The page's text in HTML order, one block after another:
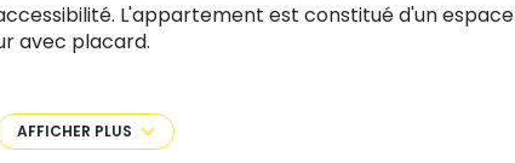
L'appartement est constitué d'un espace
avec placard.
390 € par mois charges comprises.
AFFICHER PLUS